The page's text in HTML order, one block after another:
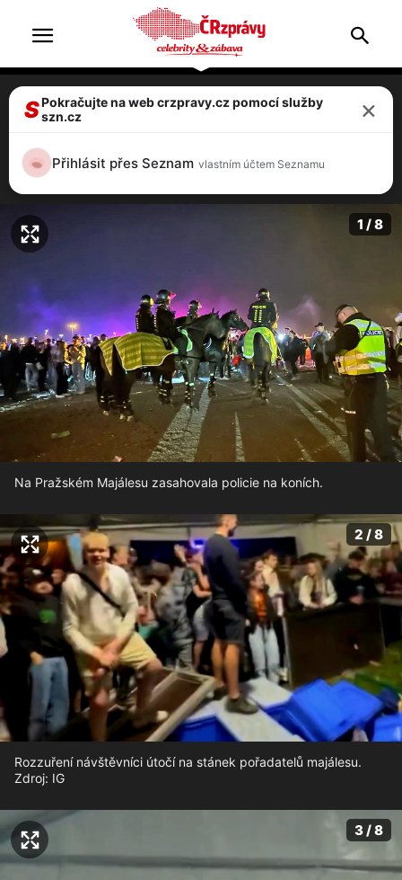
VIDEO: Pražský Majáles skončil útokem!
zasahovala policie
1 / 8
Na Pražském Majálesu zasahovala policie na koních.
2 / 8
Rozzuření návštěvníci útočí na stánek pořadatelů majálesu.
Zdroj: IG
3 / 8
SPokračujte na web crzpravy.cz pomocí služby
szn.cz
×
Přihlásit přes Seznam vlastním účtem Seznamu